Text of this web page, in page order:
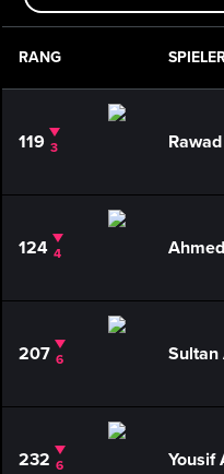
RANG
119 3
124 4
207 6 Sultan
232 6 Yousif